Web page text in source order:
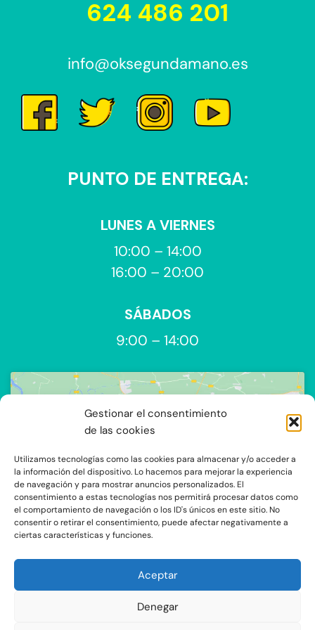
Gestionar el consentimiento
de las cookies
Utilizamos tecnologías como las cookies para almacenar y/o acceder a
la información del dispositivo. Lo hacemos para mejorar la experiencia
de navegación y para mostrar anuncios personalizados. El
consentimiento a estas tecnologías nos permitirá procesar datos como
el comportamiento de navegación o los ID's únicos en este sitio. No
consentir o retirar el consentimiento, puede afectar negativamente a
ciertas características y funciones.
Aceptar
Denegar
624 486 201
info@oksegundamano.es
PUNTO DE ENTREGA:
LUNES A VIERNES
10:00 – 14:00
16:00 – 20:00
SÁBADOS
9:00 – 14:00
Haz clic para aceptar cookies de
marketing y permitir este contenido
C/Ocaña 205, local 3 y 4 C.P: 28047 - Madrid